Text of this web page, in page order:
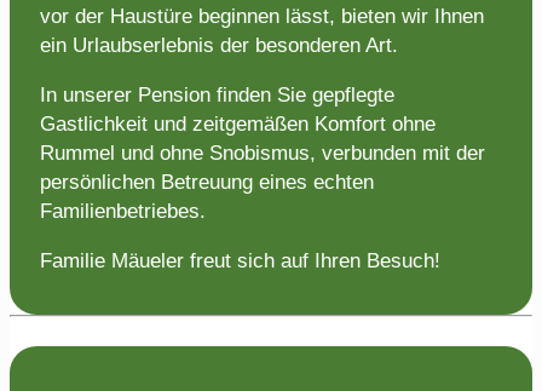
vor der Haustüre beginnen lässt, bieten wir Ihnen
ein Urlaubserlebnis der besonderen Art.
In unserer Pension finden Sie gepflegte
Gastlichkeit und zeitgemäßen Komfort ohne
Rummel und ohne Snobismus, verbunden mit der
persönlichen Betreuung eines echten
Familienbetriebes.
Familie Mäueler freut sich auf Ihren Besuch!